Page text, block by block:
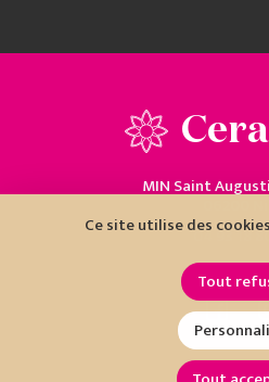
MIN Saint
04 93 18
Ce site utilise des
Tout